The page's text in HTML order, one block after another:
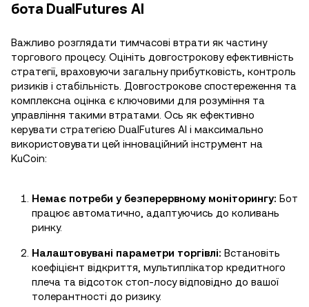
бота DualFutures AI
Важливо розглядати тимчасові втрати як частину
торгового процесу. Оцініть довгострокову ефективність
стратегії, враховуючи загальну прибутковість, контроль
ризиків і стабільність. Довгострокове спостереження та
комплексна оцінка є ключовими для розуміння та
управління такими втратами. Ось як ефективно
керувати стратегією DualFutures AI і максимально
використовувати цей інноваційний інструмент на
KuCoin:
Немає потреби у безперервному моніторингу: Бот
працює автоматично, адаптуючись до коливань
ринку.
Налаштовувані параметри торгівлі: Встановіть
коефіцієнт відкриття, мультиплікатор кредитного
плеча та відсоток стоп-лосу відповідно до вашої
толерантності до ризику.